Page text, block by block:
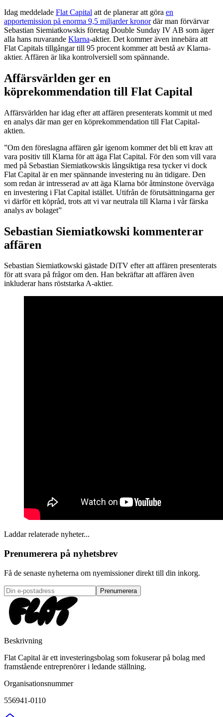
Idag meddelade Flat Capital att de planerar att göra en
apportemission på enorma 9,5 miljarder kronordär man förvärvar
Sebastian Siemiatkowskis företag Double Sunday IV AB som äger
alla hans nuvarande Klarna-aktier. Det kommer även innebära att
Flat Capitals tillgångar till 95 procent kommer att bestå av Klarna-
aktier. Affären är lika kontrolversiell som spännande.
Affärsvärlden ger en
köprekommendation till Flat Capital
Affärsvärlden har idag efter att affären presenterats kommit ut med
en analys där man ger en köprekommendation till Flat Capital-
aktien.
”Om den föreslagna affären går igenom kommer det bli ett krav att
vara positiv till Klarna för att äga Flat Capital. För den som vill vara
med på Sebastian Siemiatkowskis långsiktiga resa tycker vi dock
Flat Capital är en mer spännande investering nu än tidigare. Den
som redan är intresserad av att äga Klarna bör åtminstone överväga
en investering i Flat Capital istället. Utifrån de förutsättningarna ger
vi därför ett köpråd, trots att vi var neutrala till Klarna i vår färska
analys av bolaget”
Sebastian Siemiatkowski kommenterar
affären
Sebastian Siemiatkowski gästade DiTV efter att affären presenterats
för att svara på frågor om den. Han bekräftar att affären även
inkluderar hans röststarka A-aktier.
Laddar relaterade nyheter...
Prenumerera på nyhetsbrev
Få de senaste nyheterna om nyemissioner direkt till din inkorg.
Prenumerera
Beskrivning
Flat Capital är ett investeringsbolag som fokuserar på bolag med
framstående entreprenörer i ledande ställning.
Organisationsnummer
556941-0110